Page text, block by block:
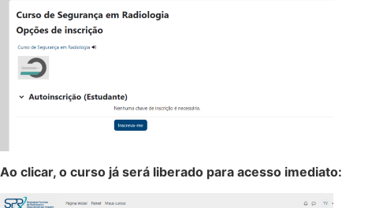
Ao clicar, o curso já será liberado para acesso imediato: